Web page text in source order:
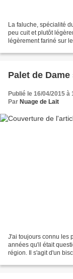
La faluche, spécialité
peu cuit et plutôt
légèrement fariné sur
Palet de
Publié le 16/04/2015 à
Par Nuage de Lait
J'ai toujours connu les
années qu'il était
région. Il s'agit d'un